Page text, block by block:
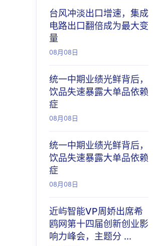
台风冲淡出口增速，集成
电路出口翻倍成为最大变
量
08月08日
统一中期业绩光鲜背后，
饮品失速暴露大单品依赖
症
08月08日
统一中期业绩光鲜背后，
饮品失速暴露大单品依赖
症
08月08日
近屿智能VP周娇出席希
鸥网第十四届创新创业影
响力峰会，主题分 ...